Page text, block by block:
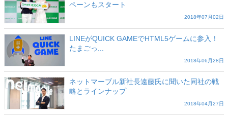
ペーンもスタート
2018年07月02日
LINEがQUICK GAMEでHTML5ゲームに参入！
たまごっ...
2018年06月28日
ネットマーブル新社長遠藤氏に聞いた同社の戦
略とラインナップ
2018年04月27日